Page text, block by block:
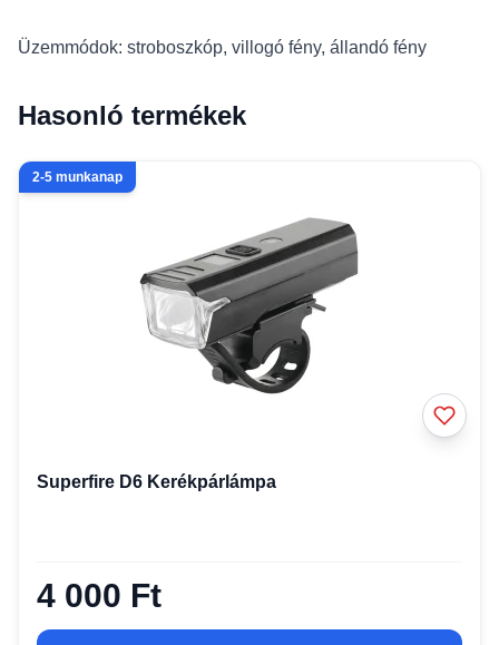
Üzemmódok: stroboszkóp, villogó fény, állandó fény
Hasonló termékek
2-5 munkanap
Superfire D6 Kerékpárlámpa
4 000 Ft